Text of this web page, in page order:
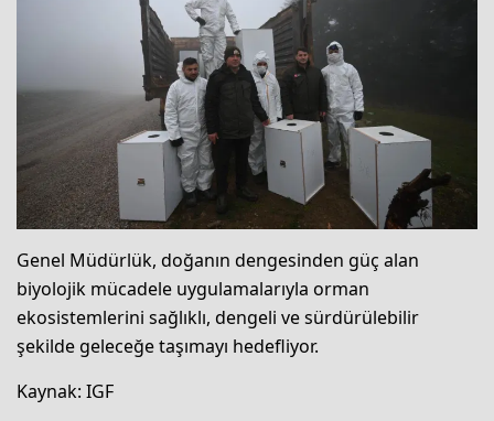
Genel Müdürlük, doğanın dengesinden güç alan
biyolojik mücadele uygulamalarıyla orman
ekosistemlerini sağlıklı, dengeli ve sürdürülebilir
şekilde geleceğe taşımayı hedefliyor.
Kaynak: IGF